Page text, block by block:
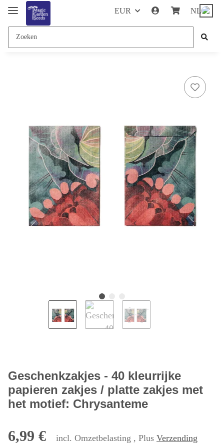
EUR NL
Geschenkzakjes - 40 kleurrijke
papieren zakjes / platte zakjes met
het motief: Chrysanteme
6,99 € incl. Omzetbelasting , Plus Verzending